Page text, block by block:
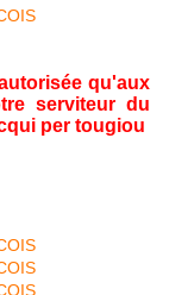
qu'aux
serviteur du
per tougiou